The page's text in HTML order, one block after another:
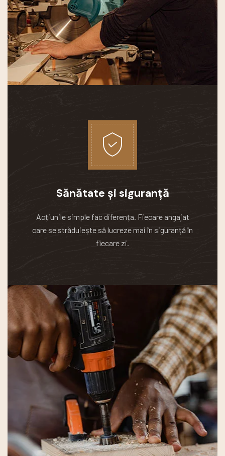
Sănătate și siguranță
Acțiunile simple fac diferența. Fiecare angajat
care se străduiește să lucreze mai în siguranță în
fiecare zi.